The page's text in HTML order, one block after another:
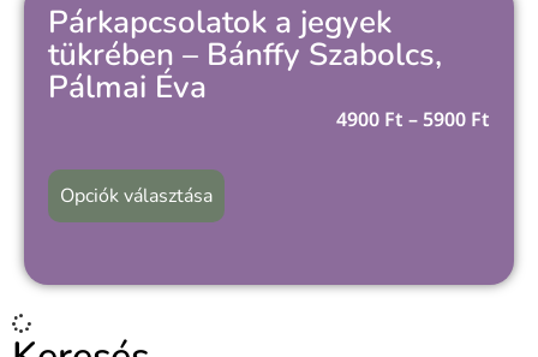
Párkapcsolatok a jegyek
tükrében – Bánffy Szabolcs,
Pálmai Éva
4900 Ft – 5900 Ft
Opciók választása